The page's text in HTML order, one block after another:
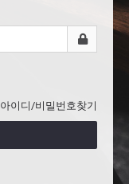
아이디/비밀번호찾기